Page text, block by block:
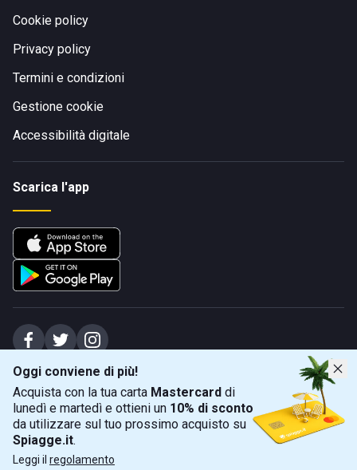
Oggi conviene di più!
Acquista con la tua carta Mastercard di
lunedì e martedì e ottieni un 10% di sconto
da utilizzare sul tuo prossimo acquisto su
Spiagge.it.
Leggi il regolamento
Cookie policy
Privacy policy
Termini e condizioni
Gestione cookie
Accessibilità digitale
Scarica l'app
Spiagge Srl - Sede legale: Via Marecchiese 48, 47923 Rimini (RN), IT -
capitale sociale Euro 31245,57 - Iscritta al registro delle imprese di Rimini
Sede operativa: Via Flaminia 180, 47924 Rimini (RN), IT
+39 0541 772375
info@spiagge.it - p.i./c.f. 04536640404
© 2026 Spiagge Srl. Tutti i diritti riservati.